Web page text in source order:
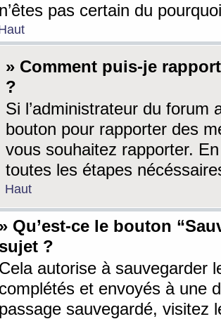
n’êtes pas certain du
» Comment puis-je
?
Si l’administrateur du forum
bouton pour rapporter des
vous souhaitez rapporter.
toutes les étapes
Haut
» Qu’est-ce le bouton
sujet ?
Cela autorise à sauvegarder
complétés et envoyés à une
passage sauvegardé, visitez